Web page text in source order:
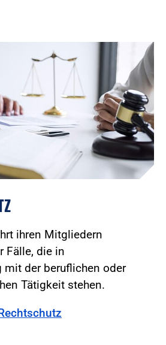
ihren Mitgliedern
Fälle, die in
mit der beruflichen oder
Tätigkeit stehen.